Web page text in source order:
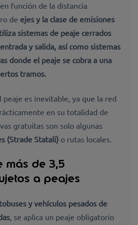
función de la distancia
de ejes y la clase de emisiones
sistemas de peaje cerrados
y salida, así como sistemas
donde el peaje se cobra a una
tramos.
peaje es inevitable, ya que la red
en su totalidad de
gratuitas son solo algunas
(Strade Statali) o rutas locales.
más de 3,5
a peajes
y vehículos pesados de
, se aplica un peaje obligatorio